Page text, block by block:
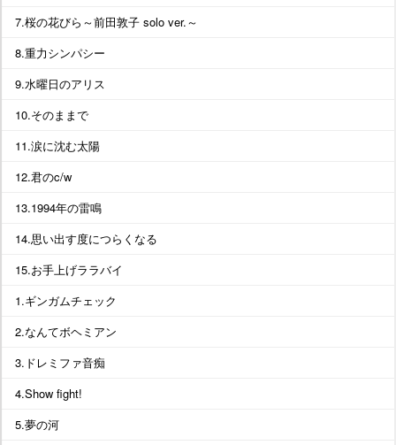
7.桜の花びら～前田敦子 solo ver.～
8.重力シンパシー
9.水曜日のアリス
10.そのままで
11.涙に沈む太陽
12.君のc/w
13.1994年の雷鳴
14.思い出す度につらくなる
15.お手上げララバイ
1.ギンガムチェック
2.なんてボヘミアン
3.ドレミファ音痴
4.Show fight!
5.夢の河